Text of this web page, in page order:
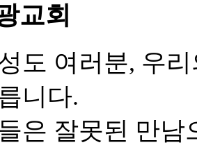
교회
도 여러분, 우
니다.
은 잘못된 만